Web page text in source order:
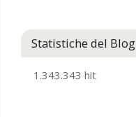
Statistiche del Blog
1.343.343 hit